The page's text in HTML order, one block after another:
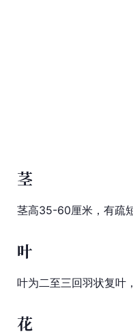
茎
茎高35-60厘米，有疏
叶
叶为二至三回羽状复叶
花